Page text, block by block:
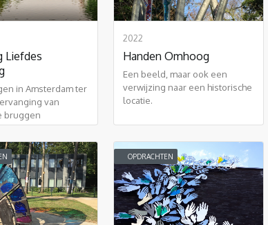
Liefdes
in Amsterdam ter
van
bruggen
2022
Handen Omhoog
Een beeld, maar ook een
verwijzing naar een historische
locatie.
OPDRACHTEN